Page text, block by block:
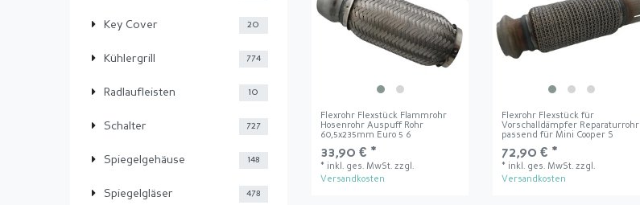
Key Cover 20
Kühlergrill 774
Radlaufleisten 10
Schalter 727
Spiegelgehäuse 148
Spiegelgläser 478
Flexrohr Flexstück Flammrohr
Hosenrohr Auspuff Rohr
60,5x235mm Euro 5 6
33,90 € *
* inkl. ges. MwSt. zzgl.
Versandkosten
Flexrohr Flexstück für
Vorschalldämpfer Reparaturrohr
passend für Mini Cooper S
72,90 € *
* inkl. ges. MwSt. zzgl.
Versandkosten